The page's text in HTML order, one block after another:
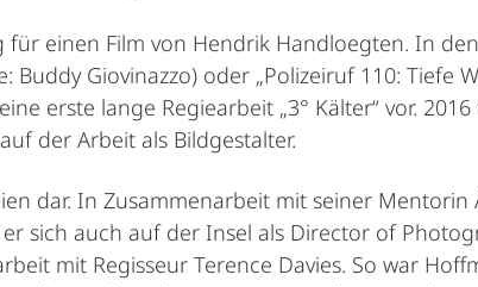
einen Film von Hendrik Handloegten. In
Giovinazzo) oder „Polizeiruf 110: Tiefe
erste lange Regiearbeit „3° Kälter“ vor.
der Arbeit als Bildgestalter.
dar. In Zusammenarbeit mit seiner Mentorin
sich auch auf der Insel als Director of
mit Regisseur Terence Davies. So war